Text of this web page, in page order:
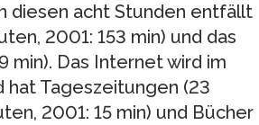
diesen acht Stunden entfällt
2001: 153 min) und das
min). Das Internet wird im
hat Tageszeitungen (23
2001: 15 min) und Bücher